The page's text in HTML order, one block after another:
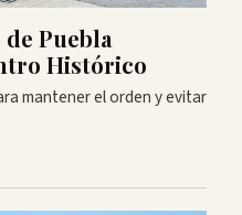
Puebla
Histórico
mantener el orden y evitar